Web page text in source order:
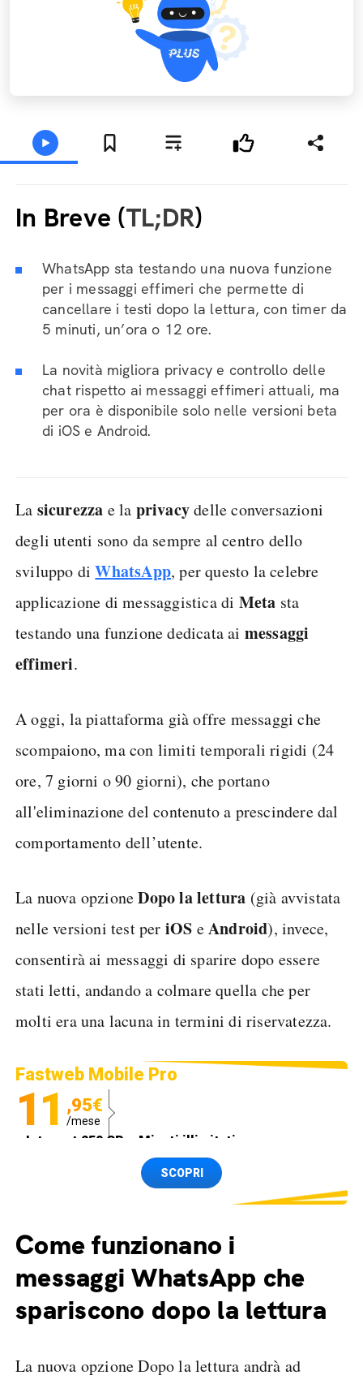
In Breve (TL;DR)
WhatsApp sta testando una nuova funzione
per i messaggi effimeri che permette di
cancellare i testi dopo la lettura, con timer da
5 minuti, un’ora o 12 ore.
La novità migliora privacy e controllo delle
chat rispetto ai messaggi effimeri attuali, ma
per ora è disponibile solo nelle versioni beta
di iOS e Android.
La sicurezza e la privacydelle conversazioni
degli utenti sono da sempre al centro dello
sviluppo diWhatsApp, per questo la celebre
applicazione di messaggistica di Meta sta
testando una funzione dedicata ai messaggi
effimeri.
A oggi, la piattaforma già offre messaggi che
scompaiono, ma con limiti temporali rigidi (24
ore, 7 giorni o 90 giorni), che portano
all'eliminazione del contenuto a prescindere dal
comportamento dell’utente.
La nuova opzioneDopo la lettura (già avvistata
nelle versioni test per iOS eAndroid), invece,
consentirà ai messaggi di sparire dopo essere
stati letti, andando a colmare quella che per
molti era una lacuna in termini di riservatezza.
Fastweb Mobile Pro
11 ,95€
/mese
Internet 250 GB e Minuti illimitati
Spedizione SIM GRATISSCOPRI
Come funzionano i
messaggi WhatsApp che
spariscono dopo la lettura
La nuova opzione Dopo la lettura andrà ad